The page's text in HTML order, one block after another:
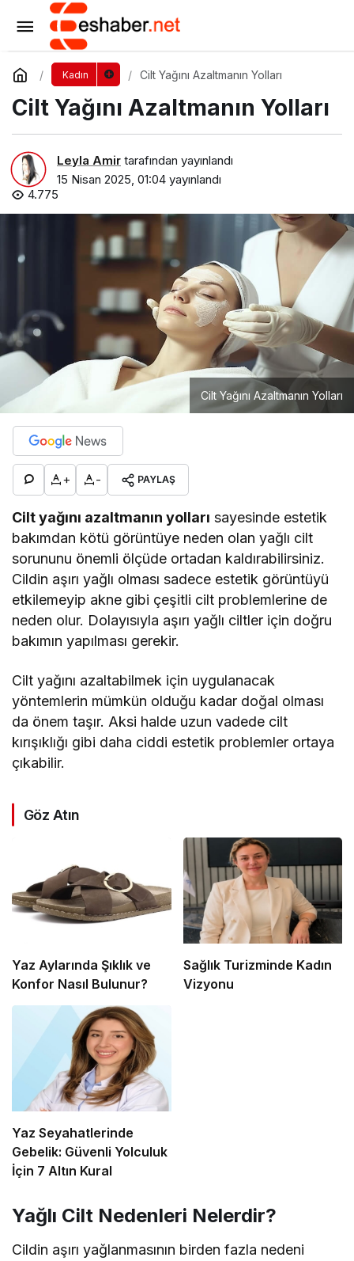
Kadın Cilt Yağını Azaltmanın Yolları
Cilt Yağını Azaltmanın Yolları
Leyla Amir tarafından yayınlandı
15 Nisan 2025, 01:04 yayınlandı
4.775
Cilt Yağını Azaltmanın Yolları
+ - PAYLAŞ
Cilt yağını azaltmanın yolları sayesinde estetik
bakımdan kötü görüntüye neden olan yağlı cilt
sorununu önemli ölçüde ortadan kaldırabilirsiniz.
Cildin aşırı yağlı olması sadece estetik görüntüyü
etkilemeyip akne gibi çeşitli cilt problemlerine de
neden olur. Dolayısıyla aşırı yağlı ciltler için doğru
bakımın yapılması gerekir.
Cilt yağını azaltabilmek için uygulanacak
yöntemlerin mümkün olduğu kadar doğal olması
da önem taşır. Aksi halde uzun vadede cilt
kırışıklığı gibi daha ciddi estetik problemler ortaya
çıkabilir.
Göz Atın
Yaz Aylarında Şıklık ve
Konfor Nasıl Bulunur?
Sağlık Turizminde Kadın
Vizyonu
Yaz Seyahatlerinde
Gebelik: Güvenli Yolculuk
İçin 7 Altın Kural
Yağlı Cilt Nedenleri Nelerdir?
Cildin aşırı yağlanmasının birden fazla nedeni
Kadın Sağlığına Odaklanma Zamanı!
Yorum Yap